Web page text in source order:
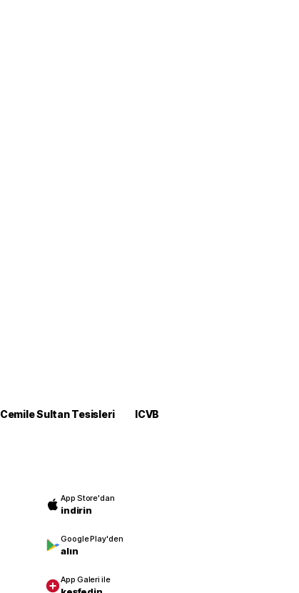
Cemile Sultan Tesisleri
ICVB
App Store'dan
indirin
Google Play'den
alın
App Galeri ile